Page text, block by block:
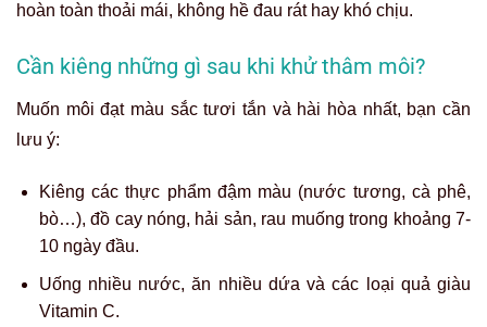
hoàn toàn thoải mái, không hề đau rát hay khó chịu.
Cần kiêng những gì sau khi khử thâm môi?
Muốn môi đạt màu sắc tươi tắn và hài hòa nhất, bạn cần
lưu ý:
Kiêng các thực phẩm đậm màu (nước tương, cà phê,
bò…), đồ cay nóng, hải sản, rau muống trong khoảng 7-
10 ngày đầu.
Uống nhiều nước, ăn nhiều dứa và các loại quả giàu
Vitamin C.